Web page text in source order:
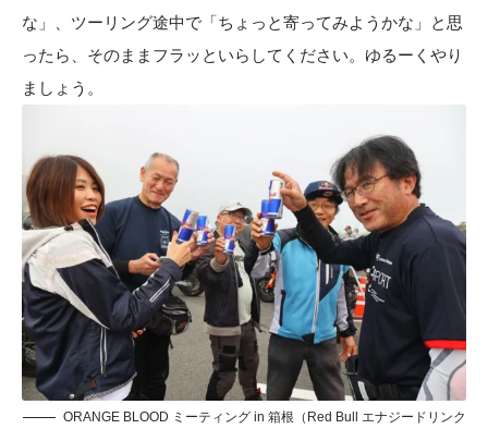
な」、ツーリング途中で「ちょっと寄ってみようかな」と思
ったら、そのままフラッといらしてください。ゆるーくやり
ましょう。
ORANGE BLOOD ミーティング in 箱根（Red Bull エナジードリンク